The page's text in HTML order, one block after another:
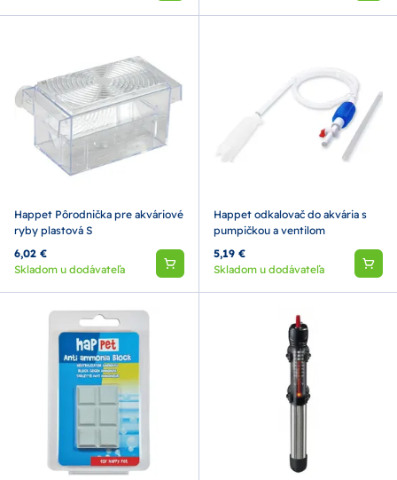
Happet Pôrodnička pre akváriové
ryby plastová S
6,02 €
Skladom u dodávateľa
Happet odkalovač do akvária s
pumpičkou a ventilom
5,19 €
Skladom u dodávateľa